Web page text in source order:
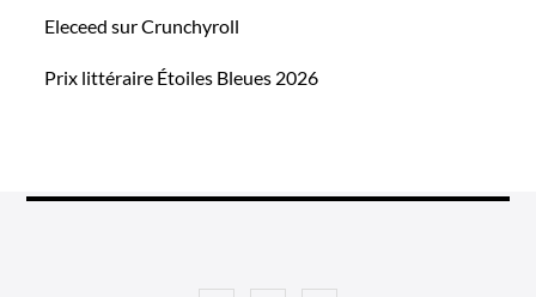
Eleceed sur Crunchyroll
Prix littéraire Étoiles Bleues 2026